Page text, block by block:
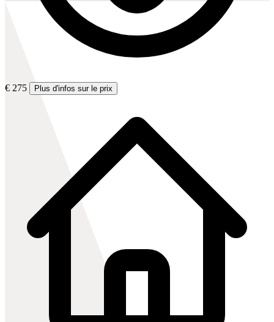
€ 275 Plus d'infos sur le prix